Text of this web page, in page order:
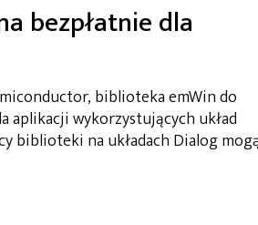
bezpłatnie dla
biblioteka emWin do
aplikacji wykorzystujących układ
biblioteki na układach Dialog